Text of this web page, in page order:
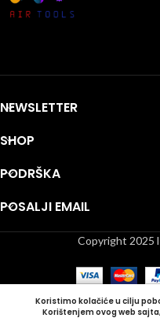
NEWSLETTER
SHOP
PODRŠKA
POSALJI EMAIL
Copyright 2025 l
Koristimo kolačiće u cilju
Korištenjem ovog web